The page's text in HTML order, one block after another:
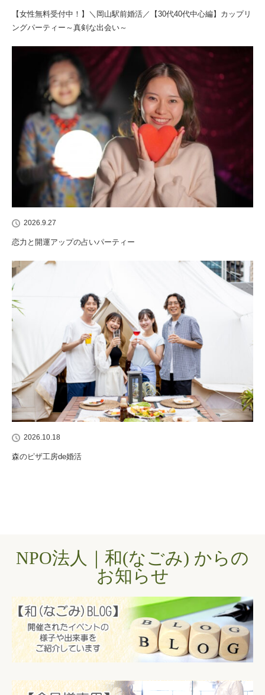
【女性無料受付中！】＼岡山駅前婚活／【30代40代中心編】カップリ
ングパーティー～真剣な出会い～
2026.9.27
恋力と開運アップの占いパーティー
2026.10.18
森のピザ工房de婚活
NPO法人｜和(なごみ) からの
お知らせ